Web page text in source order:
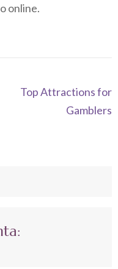
online.
Top Attractions for
Gamblers